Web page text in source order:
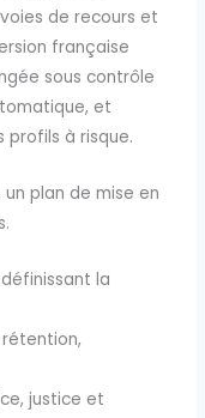
de recours et
française
sous contrôle
et
profils à risque.
plan de mise en
la
justice et